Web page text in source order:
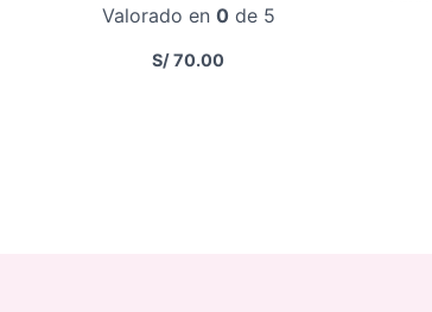
Valorado en 0de 5
S/70.00